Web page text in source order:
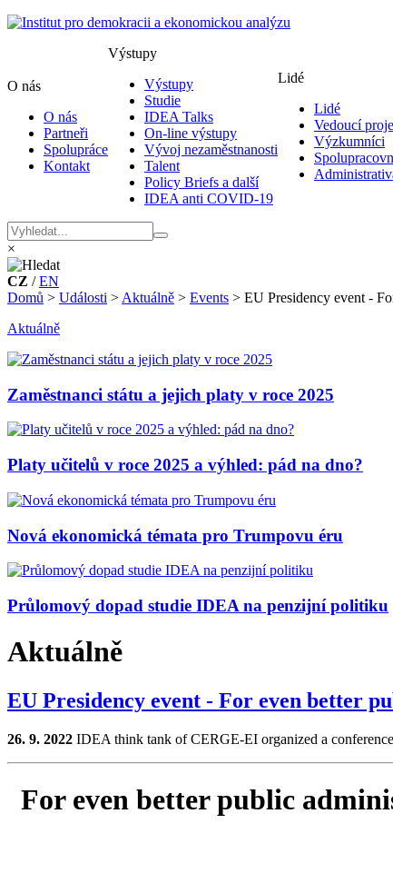
O nás
O nás
Partneři
Spolupráce
Kontakt
Výstupy
Výstupy
Studie
IDEA Talks
On-line výstupy
Vývoj nezaměstnanosti
Talent
Policy Briefs a další
IDEA anti COVID-19
Lidé
Lidé
Vedoucí
Výzkumníci
×
CZ /EN
Domů > Události > Aktuálně > Events > EU Presidency event -
Aktuálně
Zaměstnanci státu a jejich platy v roce 2025
Platy učitelů v roce 2025 a výhled: pád na dno?
Nová ekonomická témata pro Trumpovu éru
Průlomový dopad studie IDEA na penzijní politiku
Aktuálně
EU Presidency event - For even better
26. 9. 2022 IDEA think tank of CERGE-EI organized a
For even better public